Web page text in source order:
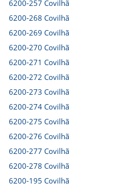
6200-257 Covilhã
6200-268 Covilhã
6200-269 Covilhã
6200-270 Covilhã
6200-271 Covilhã
6200-272 Covilhã
6200-273 Covilhã
6200-274 Covilhã
6200-275 Covilhã
6200-276 Covilhã
6200-277 Covilhã
6200-278 Covilhã
6200-195 Covilhã